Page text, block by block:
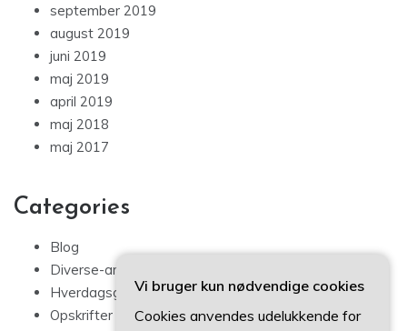
september 2019
august 2019
juni 2019
maj 2019
april 2019
maj 2018
maj 2017
Categories
Blog
Diverse-artikler
Hverdagsglimmer
Opskrifter
Vi bruger kun nødvendige cookies
Cookies anvendes udelukkende for